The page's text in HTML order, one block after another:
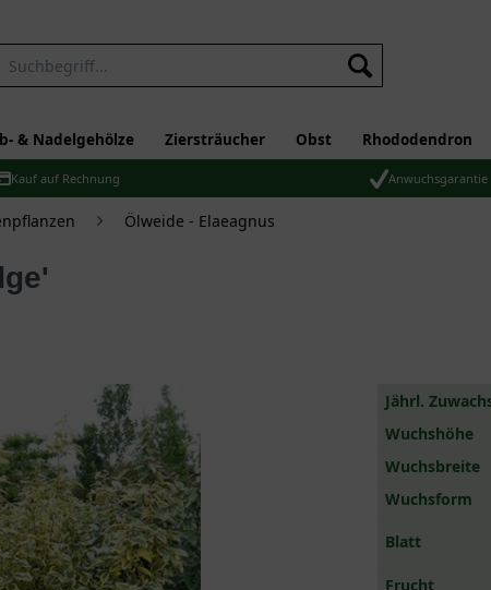
& Nadelgehölze Ziersträucher Obst Rhododendron
Kauf auf Rechnung Anwuchsgarantie
Ölweide - Elaeagnus
Jährl.
Wuchshöhe
Wuchsbreite
Wuchsform
Blatt
Frucht